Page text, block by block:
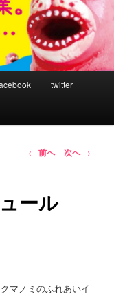
twitter
投
← 前へ 次へ→
ール
マノミのふれあいイ